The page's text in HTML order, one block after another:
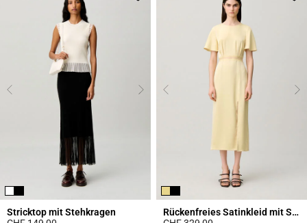
Stricktop mit Stehkragen
Rückenfreies Satinkleid mit Spitze